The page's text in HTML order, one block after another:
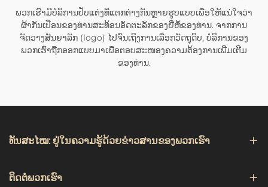
ພວກເຮົາມີບໍລິການປັບແຕ່ງທີ່ແຕກຕ່າງກັນຫຼາຍຮູບແບບເພື່ອໃຫ້ແນ່ໃຈວ່າ
ຜ້າກັນເປື່ອນຂອງທ່ານສະທ້ອນອັດຕະລັກຂອງຍີ່ຫໍ້ຂອງທ່ານ. ຈາກການ
ຈັດວາງສັນຍາລັກ (logo) ໄປຈົນເຖິງການເລືອກວັດຖຸດິບ, ບໍລິການຂອງ
ພວກເຮົາຖືກອອກແບບມາເພື່ອຕອບສະໜອງຄວາມຕ້ອງການເພີ່ມເຕີມ
ຂອງທ່ານ.
ທັນສະໄໝ: ຢູ່ໃນຄວາມຮູ້ດ້ວຍຂ່າວສານຂອງພວກເຮົາ
ຕິດຕໍ່ພວກເຮົາ